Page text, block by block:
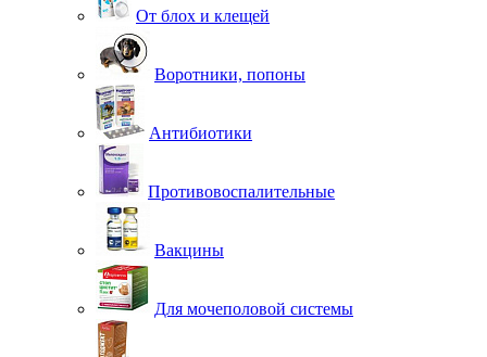
От блох и клещей
Воротники, попоны
Антибиотики
Противовоспалительные
Вакцины
Для мочеполовой системы